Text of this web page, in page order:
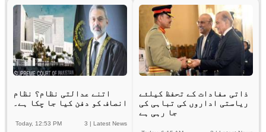
اتنے عدالتی نظام؟ نظام
انصاف کو دفن کیا جا چکا ہے۔
3 | Latest News
Today, 12:53 PM
ذاتی مفادات کے تحفظ کیلئے
ریاستی اداروں کی تباہی کی
جا رہی ہے